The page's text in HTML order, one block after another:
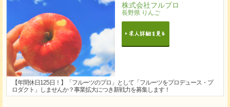
株式会社フルプロ
長野県 りんご
【年間休日125日！】「フルーツのプロ」として「フルーツをプロデュース・プ
ロダクト」しませんか？事業拡大につき新戦力を募集します！